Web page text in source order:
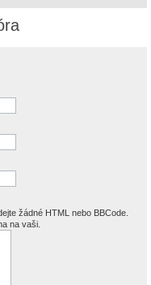
žádné HTML nebo BBCode.
na vaši.